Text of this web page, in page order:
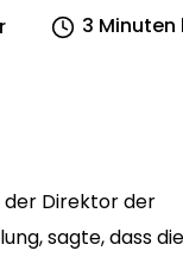
3 Minuten
der Direktor der
sagte, dass